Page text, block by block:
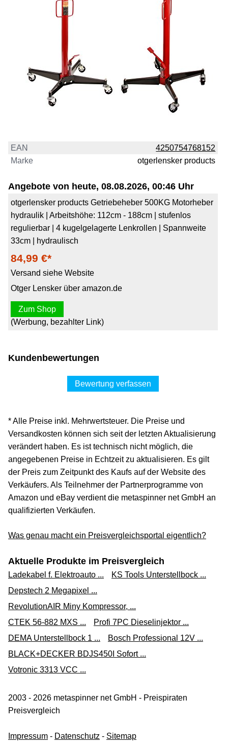
EAN
4250754768152
Marke
otgerlensker products
Angebote von heute, 08.08.2026, 00:46 Uhr
otgerlensker products Getriebeheber 500KG Motorheber
hydraulik | Arbeitshöhe: 112cm - 188cm | stufenlos
regulierbar | 4 kugelgelagerte Lenkrollen | Spannweite
33cm | hydraulisch
84,99 €*
Versand siehe Website
Otger Lensker über amazon.de
Zum Shop
(Werbung, bezahlter Link)
Kundenbewertungen
Bewertung verfassen
* Alle Preise inkl. Mehrwertsteuer. Die Preise und
Versandkosten können sich seit der letzten Aktualisierung
verändert haben. Es ist technisch nicht möglich, die
angegebenen Preise in Echtzeit zu aktualisieren. Es gilt
der Preis zum Zeitpunkt des Kaufs auf der Website des
Verkäufers. Als Teilnehmer der Partnerprogramme von
Amazon und eBay verdient die metaspinner net GmbH an
qualifizierten Verkäufen.
Was genau macht ein Preisvergleichsportal eigentlich?
Aktuelle Produkte im Preisvergleich
Ladekabel f. Elektroauto ...
KS Tools Unterstellbock ...
Depstech 2 Megapixel ...
RevolutionAIR Miny Kompressor, ...
CTEK 56-882 MXS ...
Profi 7PC Dieselinjektor ...
DEMA Unterstellbock 1 ...
Bosch Professional 12V ...
BLACK+DECKER BDJS450I Sofort ...
Votronic 3313 VCC ...
2003 - 2026 metaspinner net GmbH - Preispiraten
Preisvergleich
Impressum - Datenschutz - Sitemap